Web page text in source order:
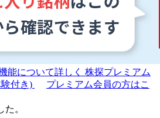
能について詳しく 株探プレミアム
付き)
プレミアム会員の方はこ
。